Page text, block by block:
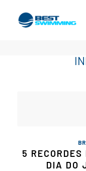
5
DIA DO